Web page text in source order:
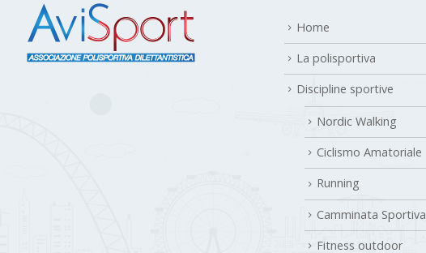
Home
La polisportiva
Discipline sportive
Nordic Walking
Ciclismo Amatoriale
Running
Camminata Sportiva
Fitness outdoor